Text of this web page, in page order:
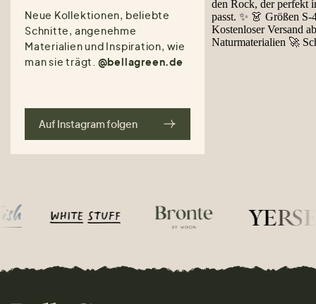
Neue Kollektionen, beliebte
Schnitte, angenehme
Materialien und Inspiration, wie
man sie trägt. @bellagreen.de
Auf Instagram folgen